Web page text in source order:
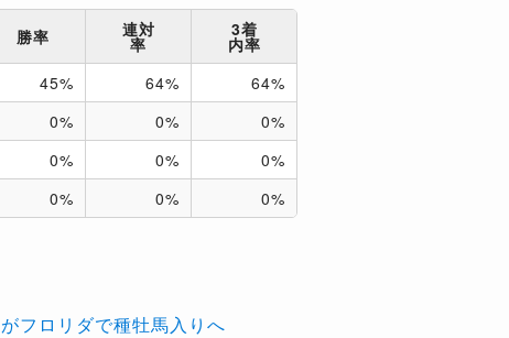
勝率 連対
率
3着
内率
45% 64%
64%
0% 0%
0%
0% 0%
0%
0% 0% 0%
フロリダで種牡馬入りへ